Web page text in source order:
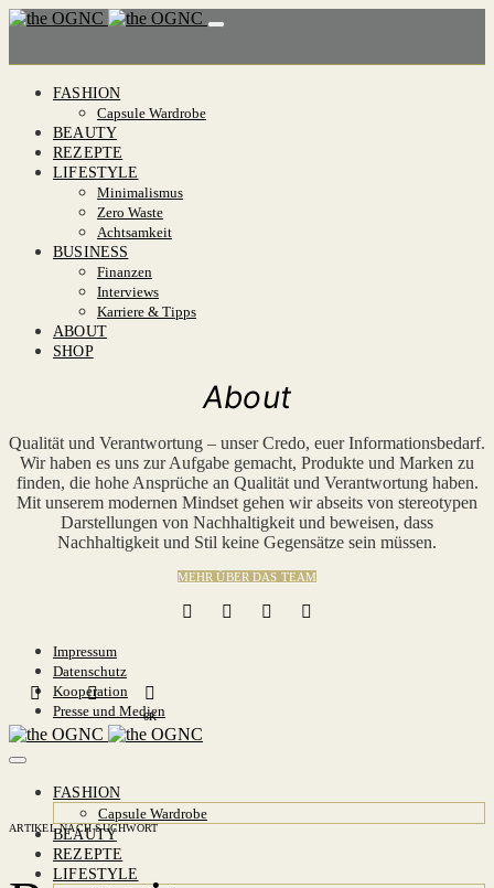
FASHION
Capsule Wardrobe
BEAUTY
REZEPTE
LIFESTYLE
Minimalismus
Zero Waste
Achtsamkeit
BUSINESS
Finanzen
Interviews
Karriere & Tipps
ABOUT
SHOP
About
Qualität und Verantwortung – unser Credo, euer Informationsbedarf.
Wir haben es uns zur Aufgabe gemacht, Produkte und Marken zu
finden, die hohe Ansprüche an Qualität und Verantwortung haben.
Mit unserem modernen Mindset gehen wir abseits von stereotypen
Darstellungen von Nachhaltigkeit und beweisen, dass
Nachhaltigkeit und Stil keine Gegensätze sein müssen.
MEHR ÜBER DAS TEAM
Impressum
Datenschutz
Kooperation
Presse und Medien
6K
FASHION
Capsule Wardrobe
BEAUTY
REZEPTE
LIFESTYLE
ARTIKEL NACH SUCHWORT